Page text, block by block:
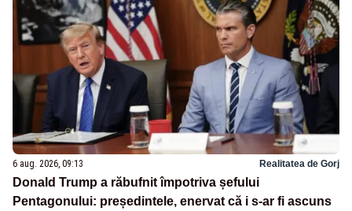
6 aug. 2026, 09:13 Realitatea de Gorj
Donald Trump a răbufnit împotriva șefului
Pentagonului: președintele, enervat că i s-ar fi ascuns